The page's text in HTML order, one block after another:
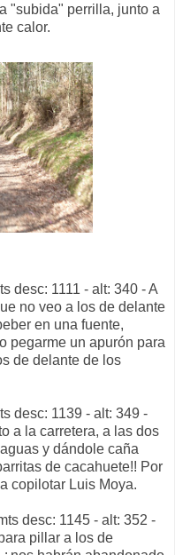
"subida" perrilla, junto a
calor.
desc: 1111 - alt: 340 - A
no veo a los de delante
en una fuente,
pegarme un apurón para
de delante de los
desc: 1139 - alt: 349 -
a la carretera, a las dos
y dándole caña
de cacahuete!! Por
copilotar Luis Moya.
desc: 1145 - alt: 352 -
pillar a los de